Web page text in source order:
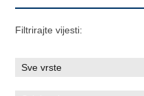
Filtrirajte vijesti: